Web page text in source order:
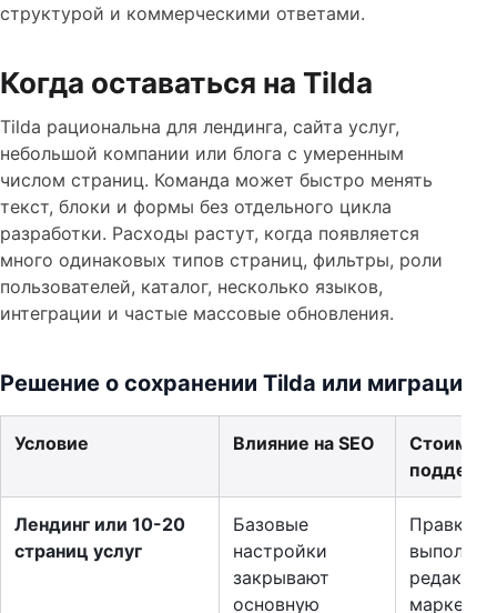
структурой и коммерческими ответами.
Когда оставаться на Tilda
Tilda рациональна для лендинга, сайта услуг,
небольшой компании или блога с умеренным
числом страниц. Команда может быстро менять
текст, блоки и формы без отдельного цикла
разработки. Расходы растут, когда появляется
много одинаковых типов страниц, фильтры, роли
пользователей, каталог, несколько языков,
интеграции и частые массовые обновления.
Решение о сохранении Tilda или миграции
Условие Влияние на SEO
Лендинг или 10-20
страниц услуг
Базовые
настройки
закрывают
основную
Правки